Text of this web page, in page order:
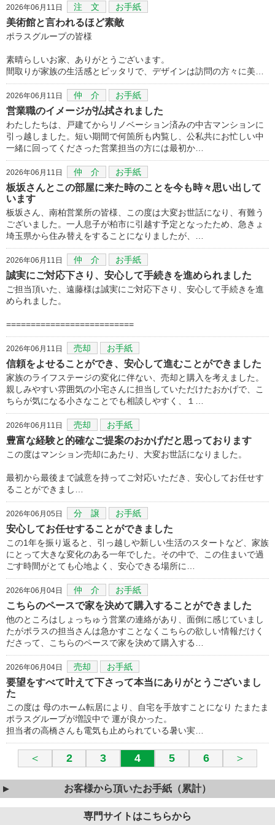
2026年06月11日 注 文 お手紙
美術館と言われるほど素敵
ポラスグループの皆様
素晴らしいお家、ありがとうございます。
間取りが家族の生活感とピッタリで、デザインは訪問の方々に美…
2026年06月11日 仲 介 お手紙
営業職のイメージが払拭されました
わたしたちは、戸建てからリノベーション済みの中古マンションに
引っ越しました。短い期間で何箇所も内覧し、公私共にお忙しい中
一緒に回ってくださった営業担当の方には最初か…
2026年06月11日 仲 介 お手紙
板坂さんとこの部屋に来た時のことを今も時々思い出して
います
板坂さん、南柏営業所の皆様、この度は大変お世話になり、有難う
ございました。一人息子が柏市に引越す予定となったため、急きょ
埼玉県から住み替えをすることになりましたが、…
2026年06月11日 仲 介 お手紙
誠実にご対応下さり、安心して手続きを進められました
ご担当頂いた、遠藤様は誠実にご対応下さり、安心して手続きを進
められました。
==========================
2026年06月11日 売却 お手紙
信頼をよせることができ、安心して進むことができました
家族のライフステージの変化に伴ない、売却と購入を考えました。
親しみやすい雰囲気の小宅さんに担当していただけたおかげで、こ
ちらが気になる小さなことでも相談しやすく、１…
2026年06月11日 売却 お手紙
豊富な経験と的確なご提案のおかげだと思っております
この度はマンション売却にあたり、大変お世話になりました。
最初から最後まで誠意を持ってご対応いただき、安心してお任せす
ることができまし…
2026年06月05日 分 譲 お手紙
安心してお任せすることができました
この1年を振り返ると、引っ越しや新しい生活のスタートなど、家族
にとって大きな変化のある一年でした。その中で、この住まいで過
ごす時間がとても心地よく、安心できる場所に…
2026年06月04日 仲 介 お手紙
こちらのペースで家を決めて購入することができました
他のところはしょっちゅう営業の連絡があり、面倒に感じていまし
たがポラスの担当さんは急かすことなくこちらの欲しい情報だけく
ださって、こちらのペースで家を決めて購入する…
2026年06月04日 売却 お手紙
要望をすべて叶えて下さって本当にありがとうございまし
た
この度は 母のホーム転居により、自宅を手放すことになり たまたま
ポラスグループが増設中で 運が良かった。
担当者の高橋さんも電気も止められている暑い実…
＜ 2 3 4 5 6 ＞
お客様から頂いたお手紙（累計）
専門サイトはこちらから